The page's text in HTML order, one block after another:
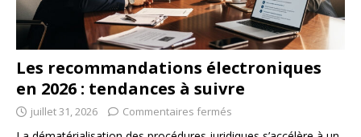
Les recommandations électroniques
en 2026 : tendances à suivre
juillet 31, 2026 Commentaires fermés